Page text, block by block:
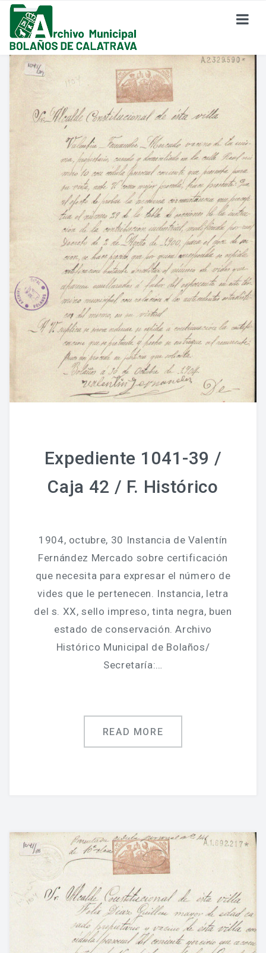
SOBRE EL ARCHIVO
¿Dónde Estamos?
Formulario De Contacto
Historia Del Archivo
Reglamento De Uso Del Archivo
FONDO DOCUMENTAL
Fondo Eclesiástico
Fondo Histórico
Fondo Notarial
Catálogos Y Cuadros De Clasificación
Categorías
Libros De Actas
Jornadas De Historia Local
Vídeos De Jornadas De Historia Local
Memorias Vivas
Estudios De Historia Y Patrimonio
Estudios Socioeconómicos
Catálogo De La Iglesia San Felipe Y Santiago
Expediente 1041-39 /
Caja 42 / F. Histórico
1904, octubre, 30 Instancia de Valentín
Fernández Mercado sobre certificación
que necesita para expresar el número de
vides que le pertenecen. Instancia, letra
del s. XX, sello impreso, tinta negra, buen
estado de conservación. Archivo
Histórico Municipal de Bolaños/
Secretaría:…
READ MORE